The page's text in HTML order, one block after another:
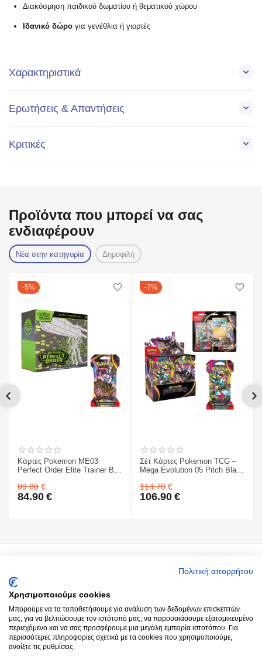
Διακόσμηση παιδικού δωματίου ή θεματικού χώρου
Ιδανικό δώρο για γενέθλια ή γιορτές
Χαρακτηριστικά
Ερωτήσεις & Απαντήσεις
Κριτικές
Προϊόντα που μπορεί να σας
ενδιαφέρουν
Νέα στην κατηγορία Δημοφιλή
5%
Κάρτες Pokemon ME03
Perfect Order Elite Trainer Box
Black - Sleeved Booster 1
ΤΜΧ.
89.80 €
84.90 €
7%
Σέτ Κάρτες Pokemon TCG –
Mega Evolution 05 Pitch Black
Κάρτες Pokemon TCG – Mega
Evolution 05 Pitch Black - 3-
114.70 €
106.90 €
Around you
Παραγγελίες
Πολιτική απορρήτου
Χρησιμοποιούμε cookies
Μπορούμε να τα τοποθετήσουμε για ανάλυση των δεδομένων επισκεπτών
μας, για να βελτιώσουμε τον ιστότοπό μας, να παρουσιάσουμε εξατομικευμένο
περιεχόμενο και να σας προσφέρουμε μια μεγάλη εμπειρία ιστοτόπου. Για
περισσότερες πληροφορίες σχετικά με τα cookies που χρησιμοποιούμε,
ανοίξτε τις ρυθμίσεις.